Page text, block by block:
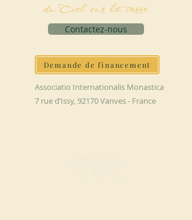
du Ciel sur la terre
Contactez-nous
Demande de financement
Associatio Internationalis Monastica
7 rue d’Issy, 92170 Vanves - France